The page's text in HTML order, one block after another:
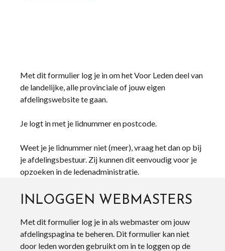
Met dit formulier log je in om het Voor Leden deel van
de landelijke, alle provinciale of jouw eigen
afdelingswebsite te gaan.
Je logt in met je lidnummer en postcode.
Weet je je lidnummer niet (meer), vraag het dan op bij
je afdelingsbestuur. Zij kunnen dit eenvoudig voor je
opzoeken in de ledenadministratie.
INLOGGEN WEBMASTERS
Met dit formulier log je in als webmaster om jouw
afdelingspagina te beheren. Dit formulier kan niet
door leden worden gebruikt om in te loggen op de